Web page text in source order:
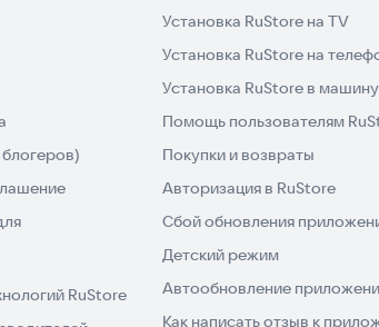
RuStore
Установка RuStore на TV
Установка RuStore на
Установка RuStore в машину
Помощь пользователям
Покупки и возвраты
Авторизация в RuStore
Сбой обновления
Детский режим
Автообновление
Как написать отзыв к